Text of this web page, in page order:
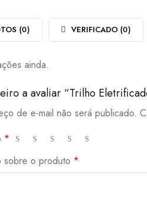
(0) VERIFICADO (0)
ainda.
a avaliar “Trilho
de e-mail não será publicado.
*
sobre o produto *